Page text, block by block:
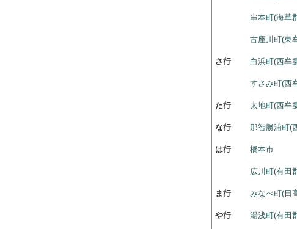
串本町(海草
古座川町(東
さ行 白浜町(西牟
すさみ町(西
た行 太地町(西牟
な行 那智勝浦町(
は行 橋本市
広川町(有田
ま行 みなべ町(日
や行 湯浅町(有田